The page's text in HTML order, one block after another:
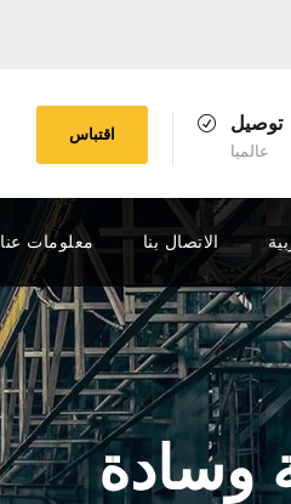
توصيل
عالميا
اقتباس
معلومات عنا الاتصال بنا
وسادة